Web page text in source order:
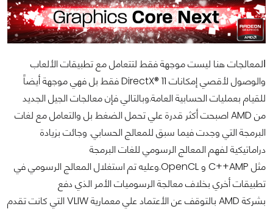
لمعالجات هنا ليست موجهة فقط لتتعامل مع تطبيقات الألعاب
والوصول لأقصي إمكانات DirectX® 11فقط بل فهي موجهة أيضاً
للقيام بعمليات الحسابية العامة.وبالتالي فإن معالجات الجيل الجديد
من AMDاصبحت أكثر قدرة علي تحمل الضغط بل والتعامل مع لغات
البرمجة التي وجدت فيما سبق للمعالج الحسابي. وجائت بزيادة
دراماتيكية لفهم المعالج الرسومي للغات البرمجة
مثل C++AMP وOpenCL
.وعليه تم استغلال المعالج الرسومي في
تطبيقات أخري بخلاف معالجة الرسوميات الأمر الذي دفع
بشركة AMD بالتوقف عن الأعتماد علي معماريةVLIWالتي كانت تقدم